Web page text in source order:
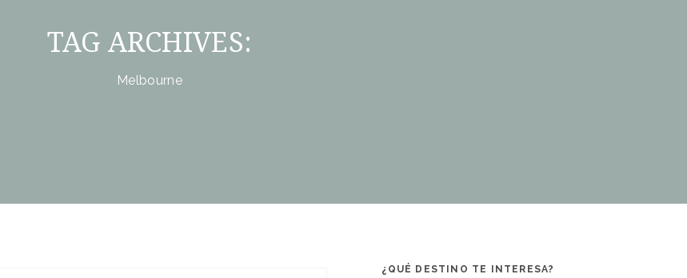
TAG ARCHIVES:
Melbourne
¿QUÉ DESTINO TE INTERESA?